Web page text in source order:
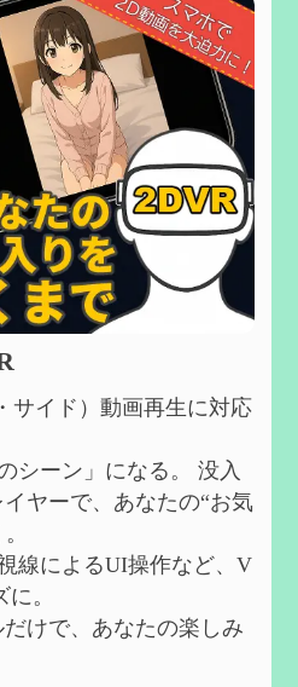
サイド）動画再生に対応
シーン」になる。 没入
ヤーで、あなたの“お気
線によるUI操作など、V
。
けで、あなたの楽しみ